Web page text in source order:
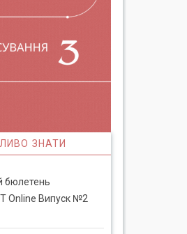
ЗНАТИ
бюлетень
Випуск №2